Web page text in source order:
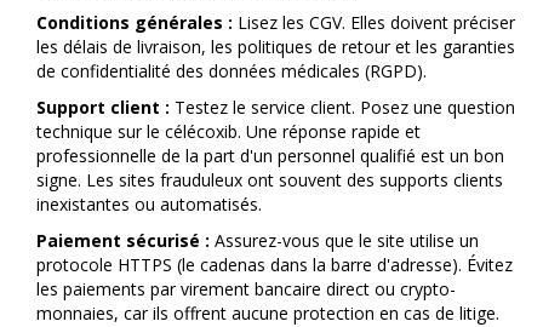
Conditions générales : Lisez les CGV. Elles doivent préciser
les délais de livraison, les politiques de retour et les garanties
de confidentialité des données médicales (RGPD).
Support client : Testez le service client. Posez une question
technique sur le célécoxib. Une réponse rapide et
professionnelle de la part d'un personnel qualifié est un bon
signe. Les sites frauduleux ont souvent des supports clients
inexistantes ou automatisés.
Paiement sécurisé : Assurez-vous que le site utilise un
protocole HTTPS (le cadenas dans la barre d'adresse). Évitez
les paiements par virement bancaire direct ou crypto-
monnaies, car ils offrent aucune protection en cas de litige.